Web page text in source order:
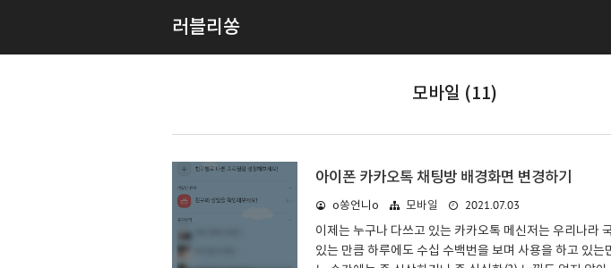
러블리쏭
모바일 (11)
아이폰 카카오톡 채팅방 배경화면 변경하기
o쏭언니o 모바일
2021.07.03
이제는 누구나 다쓰고 있는 카카오톡 메신저는 우리나라
있는 만큼 하루에도 수십 수백번을 보며 사용을 하고 있는